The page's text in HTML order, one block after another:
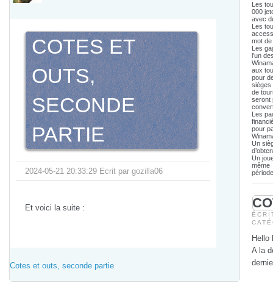
COTES ET
OUTS,
SECONDE
PARTIE
2024-05-21 20:33:29 Ecrit par gozilla06
Et voici la suite :
Cotes et outs, seconde partie
Les
000
avec
Les
mot
Les
l’un
aux
pour
sièges
de
seront
Les
pour
Un
Un
même
Hello
A la